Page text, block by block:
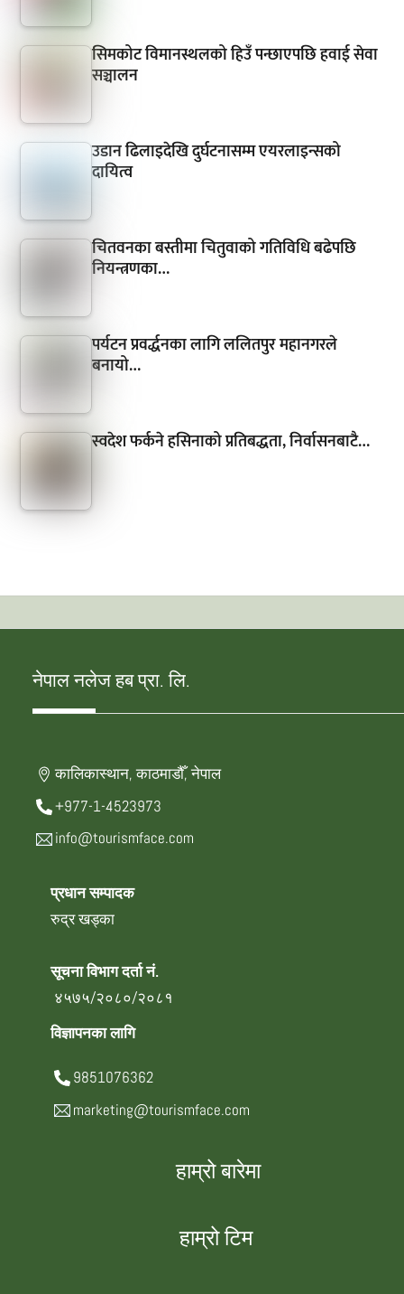
सिमकोट विमानस्थलको हिउँ पन्छाएपछि हवाई सेवा
सञ्चालन
उडान ढिलाइदेखि दुर्घटनासम्म एयरलाइन्सको
दायित्व
चितवनका बस्तीमा चितुवाको गतिविधि बढेपछि
नियन्त्रणका…
पर्यटन प्रवर्द्धनका लागि ललितपुर महानगरले
बनायो…
स्वदेश फर्कने हसिनाको प्रतिबद्धता, निर्वासनबाटै…
नेपाल नलेज हब प्रा. लि.
कालिकास्थान, काठमाडौँ, नेपाल
+977-1-4523973
info@tourismface.com
प्रधान सम्पादक
रुद्र खड्का
सूचना विभाग दर्ता नं.
४५७५/२०८०/२०८१
विज्ञापनका लागि
9851076362
marketing@tourismface.com
हाम्रो बारेमा
हाम्रो टिम